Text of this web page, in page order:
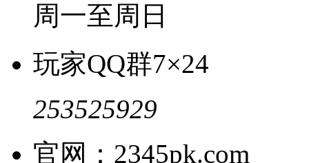
周一至周日
玩家QQ群7×24
253525929
官网：2345pk.com